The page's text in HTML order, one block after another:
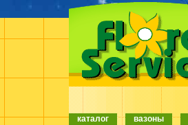
каталог вазоны